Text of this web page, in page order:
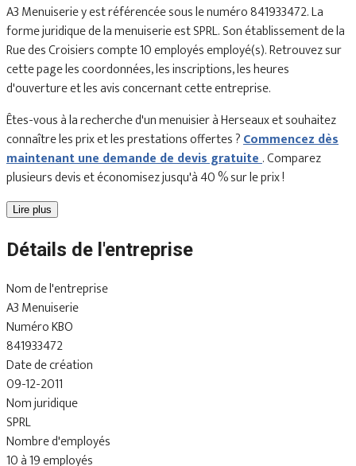
A3 Menuiserie y est référencée sous le numéro 841933472. La
forme juridique de la menuiserie est SPRL. Son établissement de la
Rue des Croisiers compte 10 employés employé(s). Retrouvez sur
cette page les coordonnées, les inscriptions, les heures
d'ouverture et les avis concernant cette entreprise.
Êtes-vous à la recherche d'un menuisier à Herseaux et souhaitez
connaître les prix et les prestations offertes ?Commencez dès
maintenant une demande de devis gratuite. Comparez
plusieurs devis et économisez jusqu'à 40 % sur le prix !
Lire plus
Détails de l'entreprise
Nom de l'entreprise
A3 Menuiserie
Numéro KBO
841933472
Date de création
09-12-2011
Nom juridique
SPRL
Nombre d'employés
10 à 19 employés